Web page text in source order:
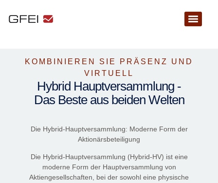
KOMBINIEREN SIE PRÄSENZ UND
VIRTUELL
Hybrid Hauptversammlung -
Das Beste aus beiden Welten
Die Hybrid-Hauptversammlung: Moderne Form der
Aktionärsbeteiligung
Die Hybrid-Hauptversammlung (Hybrid-HV) ist eine
moderne Form der Hauptversammlung von
Aktiengesellschaften, bei der sowohl eine physische